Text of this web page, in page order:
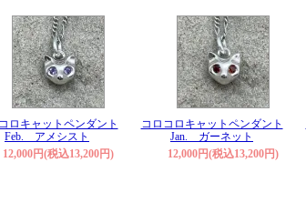
ロキャットペンダント
Feb. アメシスト
12,000円(税込13,200円)
コロコロキャットペンダント
Jan. ガーネット
12,000円(税込13,200円)